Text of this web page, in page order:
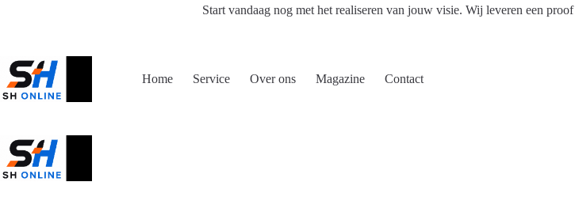
Start vandaag nog met het realiseren van jouw visie. Wij leveren een
Home Service Over ons Magazine Contact